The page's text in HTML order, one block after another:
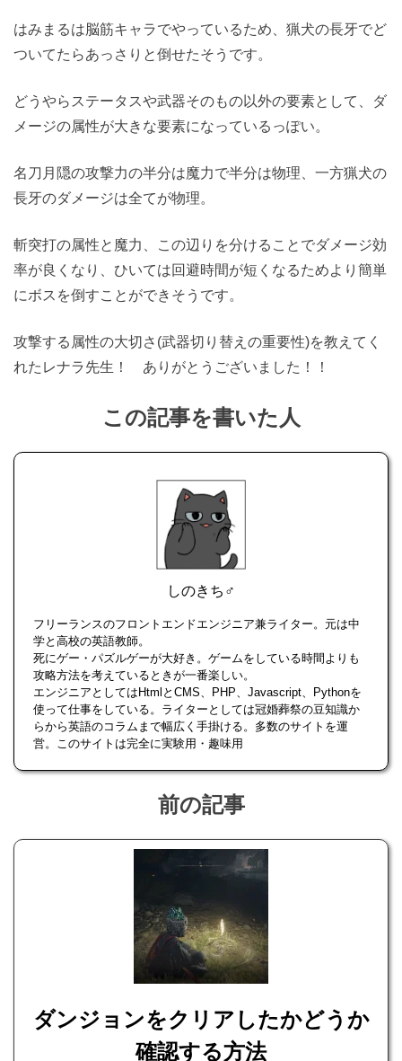
はみまるは脳筋キャラでやっているため、猟犬の長牙でど
ついてたらあっさりと倒せたそうです。
どうやらステータスや武器そのもの以外の要素として、ダ
メージの属性が大きな要素になっているっぽい。
名刀月隠の攻撃力の半分は魔力で半分は物理、一方猟犬の
長牙のダメージは全てが物理。
斬突打の属性と魔力、この辺りを分けることでダメージ効
率が良くなり、ひいては回避時間が短くなるためより簡単
にボスを倒すことができそうです。
攻撃する属性の大切さ(武器切り替えの重要性)を教えてく
れたレナラ先生！ ありがとうございました！！
この記事を書いた人
しのきち♂
フリーランスのフロントエンドエンジニア兼ライター。元は中
学と高校の英語教師。
死にゲー・パズルゲーが大好き。ゲームをしている時間よりも
攻略方法を考えているときが一番楽しい。
エンジニアとしてはHtmlとCMS、PHP、Javascript、Pythonを
使って仕事をしている。ライターとしては冠婚葬祭の豆知識か
らから英語のコラムまで幅広く手掛ける。多数のサイトを運
営。このサイトは完全に実験用・趣味用
前の記事
ダンジョンをクリアしたかどうか
確認する方法